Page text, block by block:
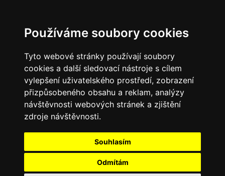
Používáme soubory cookies
Tyto webové stránky používají soubory
cookies a další sledovací nástroje s cílem
vylepšení uživatelského prostředí, zobrazení
přizpůsobeného obsahu a reklam, analýzy
návštěvnosti webových stránek a zjištění
zdroje návštěvnosti.
Souhlasím
Odmítám